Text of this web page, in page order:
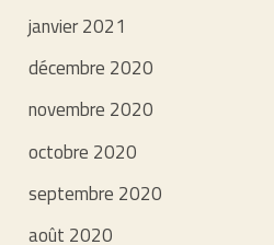
janvier 2021
décembre 2020
novembre 2020
octobre 2020
septembre 2020
août 2020